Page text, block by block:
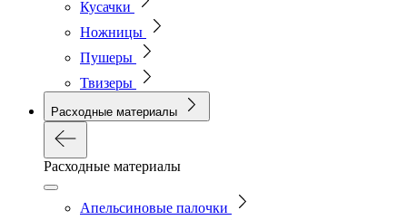
Кусачки
Ножницы
Пушеры
Твизеры
Расходные материалы
Расходные материалы
Апельсиновые палочки